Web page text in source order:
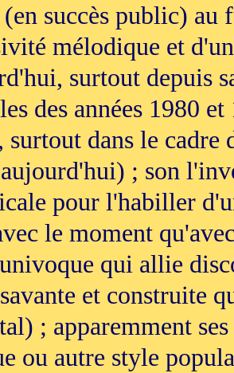
succès public) au
mélodique et
surtout depuis
des années 1980
surtout dans le
; son
pour l'habiller
le moment
qui allie
et construite
; apparemment
ou autre style